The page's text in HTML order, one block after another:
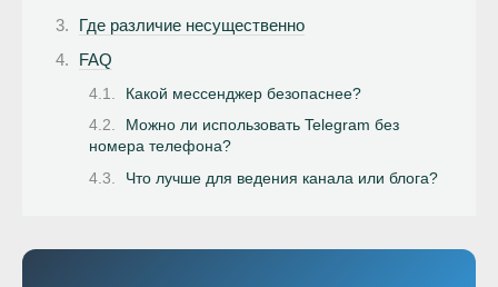
Где различие несущественно
FAQ
Какой мессенджер безопаснее?
Можно ли использовать Telegram без
номера телефона?
Что лучше для ведения канала или блога?